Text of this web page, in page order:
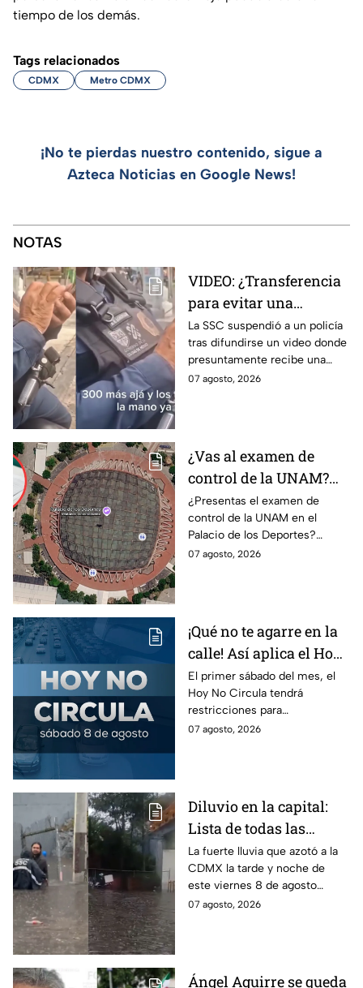
tiempo de los demás.
Tags relacionados
CDMX Metro CDMX
¡No te pierdas nuestro contenido, sigue a
Azteca Noticias en Google News!
NOTAS
VIDEO: ¿Transferencia
para evitar una
sanción? SSC suspende
a policía y abre
investigación
La SSC suspendió a un policía
tras difundirse un video donde
presuntamente recibe una
transferencia para evitar una
07 agosto, 2026
¿Vas al examen de
control de la UNAM?
Así puedes llegar al
Palacio de los Deportes
en Metro, camión y
Metrobús
¿Presentas el examen de
control de la UNAM en el
Palacio de los Deportes?
Consulta cómo llegar en
07 agosto, 2026
¡Qué no te agarre en la
calle! Así aplica el Hoy
No Circula el primer
sábado del mes
El primer sábado del mes, el
Hoy No Circula tendrá
restricciones para
determinados vehículos en la
07 agosto, 2026
Diluvio en la capital:
Lista de todas las
inundaciones en CDMX
HOY viernes 7 de
agosto
La fuerte lluvia que azotó a la
CDMX la tarde y noche de
este viernes 8 de agosto
provocó inundaciones y otras
07 agosto, 2026
Ángel Aguirre se queda